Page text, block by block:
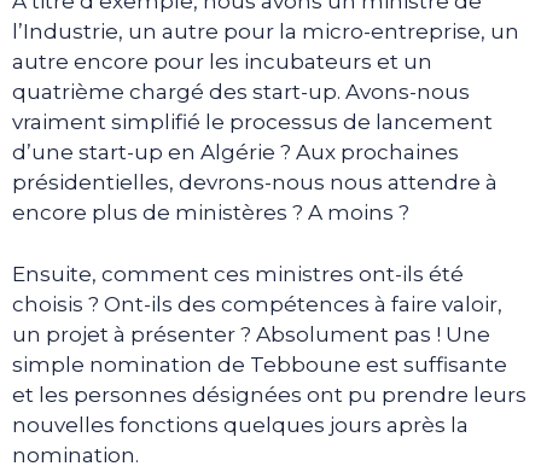
l’Industrie, un autre pour la micro-entreprise, un
autre encore pour les incubateurs et un
quatrième chargé des start-up. Avons-nous
vraiment simplifié le processus de lancement
d’une start-up en Algérie ? Aux prochaines
présidentielles, devrons-nous nous attendre à
encore plus de ministères ? A moins ?
Ensuite, comment ces ministres ont-ils été
choisis ? Ont-ils des compétences à faire valoir,
un projet à présenter ? Absolument pas ! Une
simple nomination de Tebboune est suffisante
et les personnes désignées ont pu prendre leurs
nouvelles fonctions quelques jours après la
nomination.